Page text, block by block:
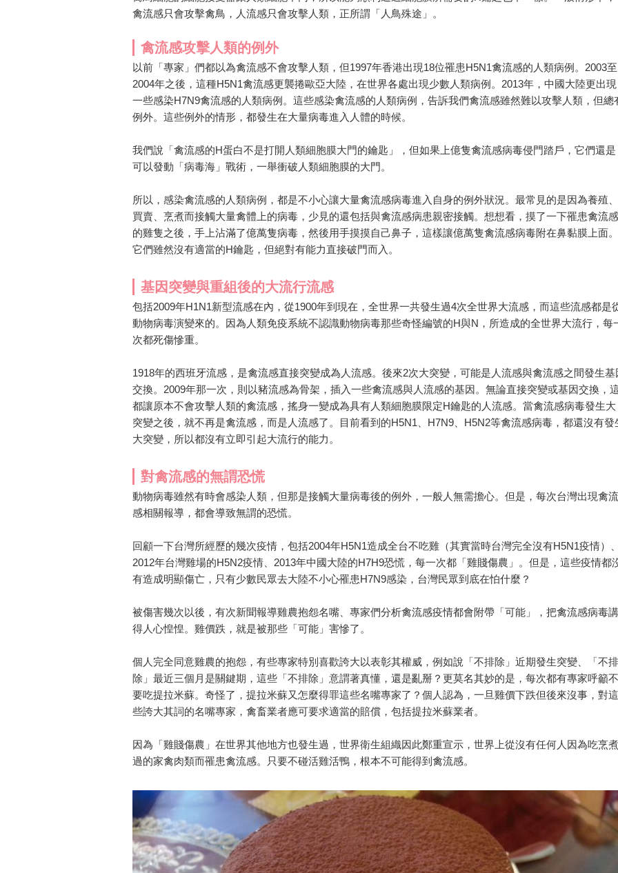
禽流感只會攻擊禽鳥，人流感只會攻擊人類，正所謂「人鳥殊途」。
禽流感攻擊人類的例外
以前「專家」們都以為禽流感不會攻擊人類，但1997年香港出現18位罹患H5N1禽流感的人類病例。2003至
2004年之後，這種H5N1禽流感更襲捲歐亞大陸，在世界各處出現少數人類病例。2013年，中國大陸更出現
一些感染H7N9禽流感的人類病例。這些感染禽流感的人類病例，告訴我們禽流感雖然難以攻擊人類，但總
例外。這些例外的情形，都發生在大量病毒進入人體的時候。
我們說「禽流感的H蛋白不是打開人類細胞膜大門的鑰匙」，但如果上億隻禽流感病毒侵門踏戶，它們還是
可以發動「病毒海」戰術，一舉衝破人類細胞膜的大門。
所以，感染禽流感的人類病例，都是不小心讓大量禽流感病毒進入自身的例外狀況。最常見的是因為養殖、
買賣、烹煮而接觸大量禽體上的病毒，少見的還包括與禽流感病患親密接觸。想想看，摸了一下罹患禽流感
的雞隻之後，手上沾滿了億萬隻病毒，然後用手摸摸自己鼻子，這樣讓億萬隻禽流感病毒附在鼻黏膜上面。
它們雖然沒有適當的H鑰匙，但絕對有能力直接破門而入。
基因突變與重組後的大流行流感
包括2009年H1N1新型流感在內，從1900年到現在，全世界一共發生過4次全世界大流感，而這些流感都是
動物病毒演變來的。因為人類免疫系統不認識動物病毒那些奇怪編號的H與N，所造成的全世界大流行，每
次都死傷慘重。
1918年的西班牙流感，是禽流感直接突變成為人流感。後來2次大突變，可能是人流感與禽流感之間發生基
交換。2009年那一次，則以豬流感為骨架，插入一些禽流感與人流感的基因。無論直接突變或基因交換，
都讓原本不會攻擊人類的禽流感，搖身一變成為具有人類細胞膜限定H鑰匙的人流感。當禽流感病毒發生大
突變之後，就不再是禽流感，而是人流感了。目前看到的H5N1、H7N9、H5N2等禽流感病毒，都還沒有發
大突變，所以都沒有立即引起大流行的能力。
對禽流感的無謂恐慌
動物病毒雖然有時會感染人類，但那是接觸大量病毒後的例外，一般人無需擔心。但是，每次台灣出現禽流
感相關報導，都會導致無謂的恐慌。
回顧一下台灣所經歷的幾次疫情，包括2004年H5N1造成全台不吃雞（其實當時台灣完全沒有H5N1疫情）
2012年台灣雞場的H5N2疫情、2013年中國大陸的H7H9恐慌，每一次都「雞賤傷農」。但是，這些疫情都
有造成明顯傷亡，只有少數民眾去大陸不小心罹患H7N9感染，台灣民眾到底在怕什麼？
被傷害幾次以後，有次新聞報導雞農抱怨名嘴、專家們分析禽流感疫情都會附帶「可能」，把禽流感病毒講
得人心惶惶。雞價跌，就是被那些「可能」害慘了。
個人完全同意雞農的抱怨，有些專家特別喜歡誇大以表彰其權威，例如說「不排除」近期發生突變、「不排
除」最近三個月是關鍵期，這些「不排除」意謂著真懂，還是亂掰？更莫名其妙的是，每次都有專家呼籲不
要吃提拉米蘇。奇怪了，提拉米蘇又怎麼得罪這些名嘴專家了？個人認為，一旦雞價下跌但後來沒事，對這
些誇大其詞的名嘴專家，禽畜業者應可要求適當的賠償，包括提拉米蘇業者。
因為「雞賤傷農」在世界其他地方也發生過，世界衛生組織因此鄭重宣示，世界上從沒有任何人因為吃烹煮
過的家禽肉類而罹患禽流感。只要不碰活雞活鴨，根本不可能得到禽流感。